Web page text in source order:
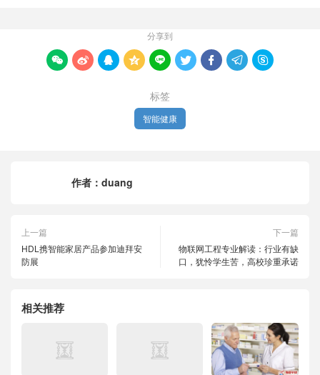
分享到
        
标签
智能健康
作者： duang
上一篇
HDL携智能家居产品参加迪拜安
防展
下一篇
物联网工程专业解读：行业有缺
口，犹怜学生苦，高校珍重承诺
相关推荐